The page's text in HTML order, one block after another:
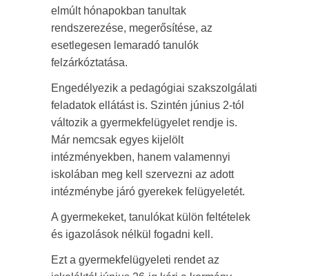
elmúlt hónapokban tanultak
rendszerezése, megerősítése, az
esetlegesen lemaradó tanulók
felzárkóztatása.
Engedélyezik a pedagógiai szakszolgálati
feladatok ellátást is. Szintén június 2-tól
változik a gyermekfelügyelet rendje is.
Már nemcsak egyes kijelölt
intézményekben, hanem valamennyi
iskolában meg kell szervezni az adott
intézménybe járó gyerekek felügyeletét.
A gyermekeket, tanulókat külön feltételek
és igazolások nélkül fogadni kell.
Ezt a gyermekfelügyeleti rendet az